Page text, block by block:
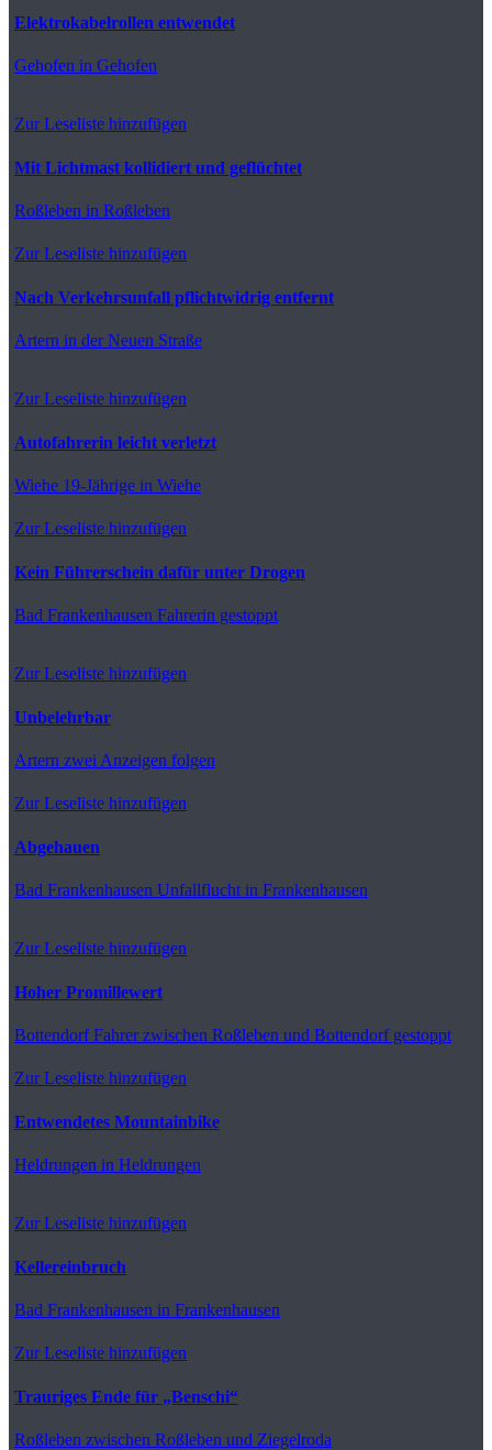
Elektrokabelrollen entwendet
Gehofen in Gehofen
Zur Leseliste hinzufügen
Mit Lichtmast kollidiert und geflüchtet
Roßleben in Roßleben
Zur Leseliste hinzufügen
Nach Verkehrsunfall pflichtwidrig entfernt
Artern in der Neuen Straße
Zur Leseliste hinzufügen
Autofahrerin leicht verletzt
Wiehe 19-Jährige in Wiehe
Zur Leseliste hinzufügen
Kein Führerschein dafür unter Drogen
Bad Frankenhausen Fahrerin gestoppt
Zur Leseliste hinzufügen
Unbelehrbar
Artern zwei Anzeigen folgen
Zur Leseliste hinzufügen
Abgehauen
Bad Frankenhausen Unfallflucht in Frankenhausen
Zur Leseliste hinzufügen
Hoher Promillewert
BottendorfFahrer zwischen Roßleben und Bottendorf gestoppt
Zur Leseliste hinzufügen
Entwendetes Mountainbike
Heldrungen in Heldrungen
Zur Leseliste hinzufügen
Kellereinbruch
Bad Frankenhausen in Frankenhausen
Zur Leseliste hinzufügen
Trauriges Ende für „Benschi“
Roßleben zwischen Roßleben und Ziegelroda